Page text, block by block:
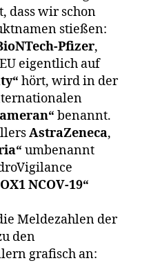
dass wir schon
stießen:
Pfizer,
eigentlich auf
hört, wird in der
benannt.
AstraZeneca,
umbenannt
NCOV-19“
Meldezahlen der
den
grafisch an: